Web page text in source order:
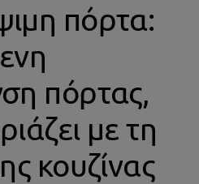
πόρτα:
πόρτας,
με τη
κουζίνας